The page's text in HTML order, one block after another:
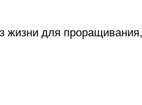
жизни для